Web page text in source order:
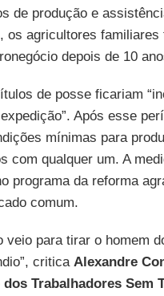
de produção e
os agricultores
depois de 10
de posse ficariam
Após esse
mínimas para
com qualquer um. A
programa da reforma
comum.
veio para tirar o homem
critica Alexandre
Trabalhadores Sem